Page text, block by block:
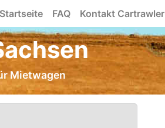
Startseite FAQ Kontakt Cartrawler
Mietwagen